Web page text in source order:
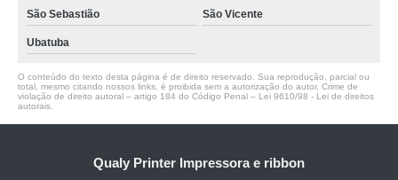
São Sebastião São Vicente
Ubatuba
O conteúdo do texto desta página é de direito reservado. Sua reprodução, parcial ou
total, mesmo citando nossos links, é proibida sem a autorização do autor. Crime de
violação de direito autoral – artigo 184 do Código Penal – Lei 9610/98 - Lei de direitos
autorais
Qualy Printer Impressora e ribbon